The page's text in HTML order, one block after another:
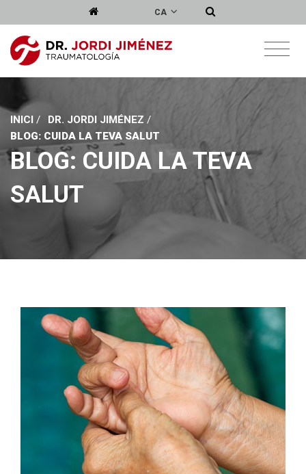
CA
INICI / DR. JORDI JIMÉNEZ /
BLOG: CUIDA LA TEVA SALUT
BLOG: CUIDA LA TEVA
SALUT